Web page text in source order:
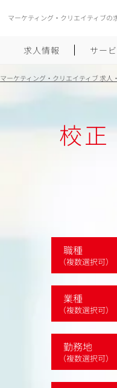
マーケティング・クリエイティブ
求人情報 サー
マーケティング・クリエイティブ 求人
校正
職種
（複数選択可）
業種
（複数選択可）
勤務地
（複数選択可）